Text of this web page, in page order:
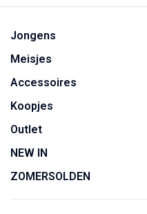
Jongens
Meisjes
Accessoires
Koopjes
Outlet
NEW IN
ZOMERSOLDEN